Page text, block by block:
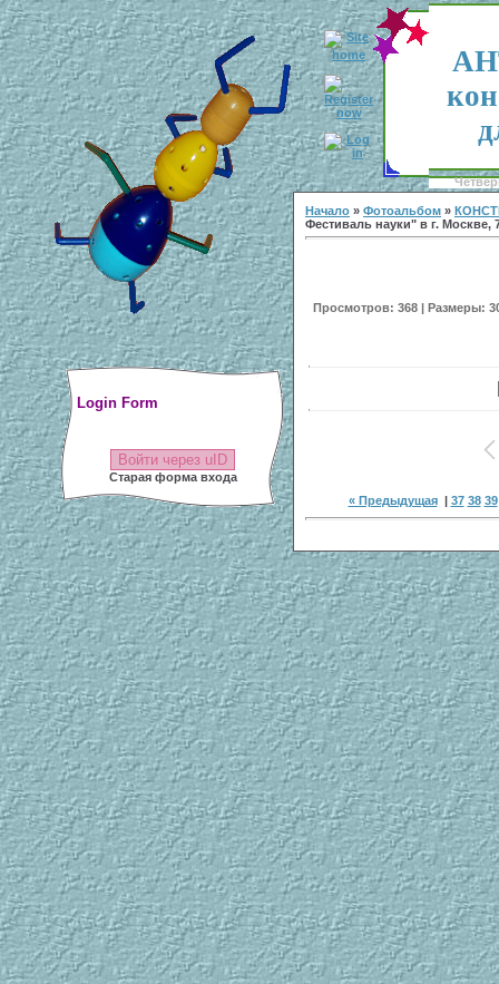
Login Form
Войти через uID
Старая форма входа
Начало » Фотоальбом »
Фестиваль науки" в г. Москве,
Просмотров: 368 | Размеры:
« Предыдущая| 37 38 39